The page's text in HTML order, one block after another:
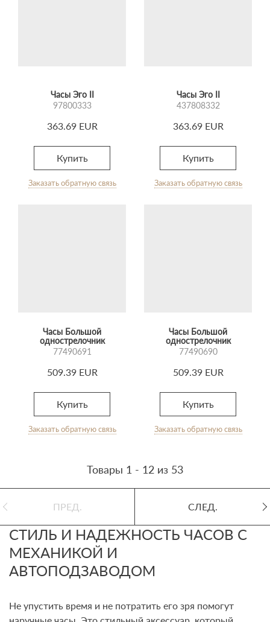
Часы Эго II
97800333
363.69 EUR
Купить
Заказать обратную связь
Часы Эго II
437808332
363.69 EUR
Купить
Заказать обратную связь
Часы Большой
однострелочник
77490691
509.39 EUR
Купить
Заказать обратную связь
Часы Большой
однострелочник
77490690
509.39 EUR
Купить
Заказать обратную связь
Товары 1 - 12 из 53
ПРЕД. СЛЕД.
СТИЛЬ И НАДЕЖНОСТЬ ЧАСОВ С
МЕХАНИКОЙ И
АВТОПОДЗАВОДОМ
Не упустить время и не потратить его зря помогут